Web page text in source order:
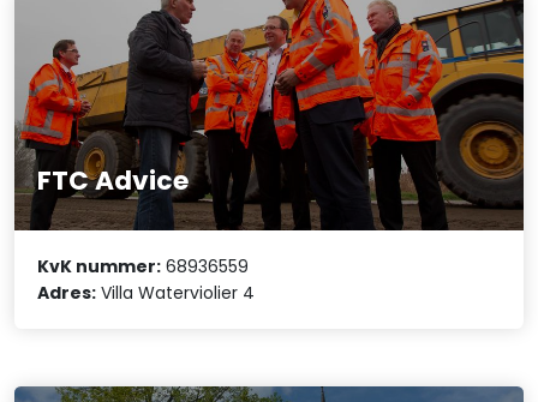
FTC Advice
KvK nummer: 68936559
Adres: Villa Waterviolier 4